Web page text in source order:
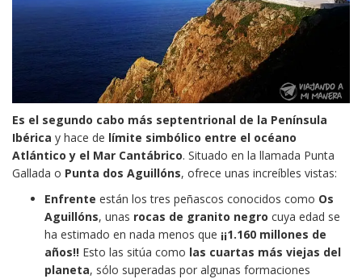
Es el segundo cabo más septentrional de la Península
Ibérica y hace de límite simbólico entre el océano
Atlántico y el Mar Cantábrico. Situado en la llamada Punta
Gallada o Punta dos Aguillóns, ofrece unas increíbles vistas:
Enfrente están los tres peñascos conocidos como Os
Aguillóns, unas rocas de granito negro cuya edad se
ha estimado en nada menos que ¡¡1.160 millones de
años!! Esto las sitúa como las cuartas más viejas del
planeta, sólo superadas por algunas formaciones